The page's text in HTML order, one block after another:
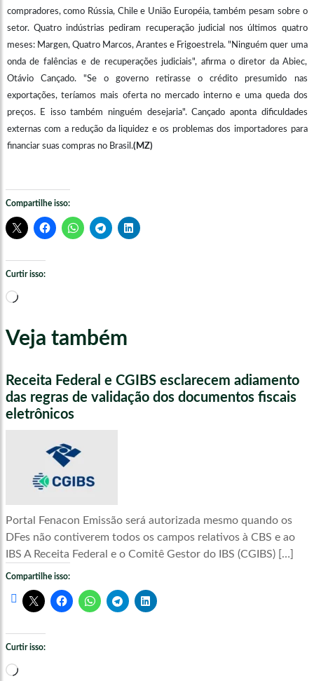
compradores, como Rússia, Chile e União Européia, também pesam sobre o
setor. Quatro indústrias pediram recuperação judicial nos últimos quatro
meses: Margen, Quatro Marcos, Arantes e Frigoestrela. "Ninguém quer uma
onda de falências e de recuperações judiciais", afirma o diretor da Abiec,
Otávio Cançado. "Se o governo retirasse o crédito presumido nas
exportações, teríamos mais oferta no mercado interno e uma queda dos
preços. E isso também ninguém desejaria". Cançado aponta dificuldades
externas com a redução da liquidez e os problemas dos importadores para
financiar suas compras no Brasil.(MZ)
Compartilhe isso:
Curtir isso:
Carregando...
Veja também
Receita Federal e CGIBS esclarecem adiamento
das regras de validação dos documentos fiscais
eletrônicos
Portal Fenacon Emissão será autorizada mesmo quando os
DFes não contiverem todos os campos relativos à CBS e ao
IBS A Receita Federal e o Comitê Gestor do IBS (CGIBS) […]
Compartilhe isso:
Curtir isso:
Carregando...